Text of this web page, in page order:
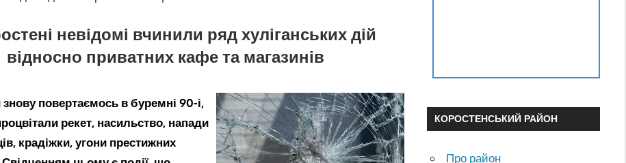
невідомі вчинили ряд хуліганських дій
відносно приватних кафе та магазинів
знову повертаємось вбуремні 90-і,
рекет, насильство, напади
, крадіжки, угони престижних
КОРОСТЕНСЬКИЙ РАЙОН
Про район